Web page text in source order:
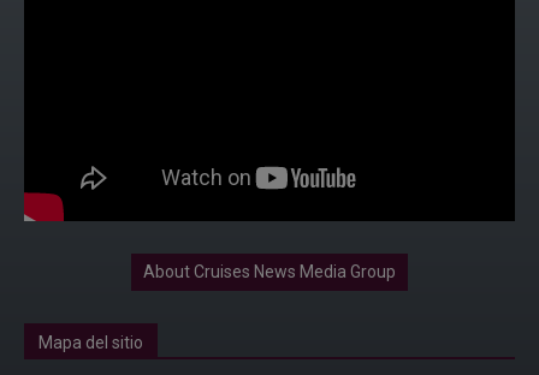
About Cruises News Media Group
Mapa del sitio